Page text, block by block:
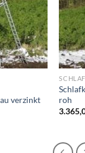
verzinkt
roh